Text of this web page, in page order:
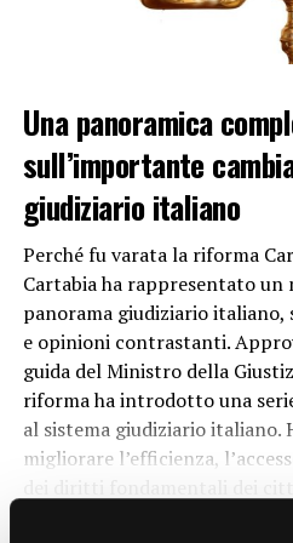
2. Violazioni delle
Se un immobile viola le leggi
dovute autorizzazioni, le
con il sequestro per
garantire il rispetto delle
3. Debiti fiscali
In alcuni casi, il sequestro di
causa di debiti fiscali non
riesce a pagare le tasse sulla
prolungato, l’autorità fiscale
recuperare il denaro dovuto
vendita dell’immobile.
4. Confisca per
Gli immobili utilizzati per
Una panoramica
sull’importante
giudiziario italiano
Perché fu varata la riforma
Cartabia ha rappresentato
panorama giudiziario
e opinioni contrastanti.
guida del Ministro della
riforma ha introdotto una
al sistema giudiziario italiano.
migliorare l’efficienza,
esploreremo le ragioni alla